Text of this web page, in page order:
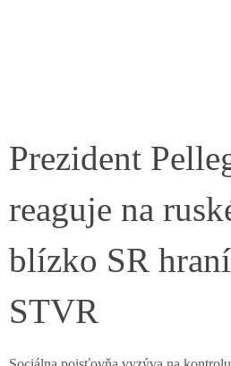
Prezident
reaguje na
blízko SR
STVR